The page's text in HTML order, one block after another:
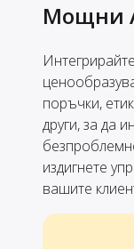
Мощни
поръчки,
други, за да
издигнете
вашите